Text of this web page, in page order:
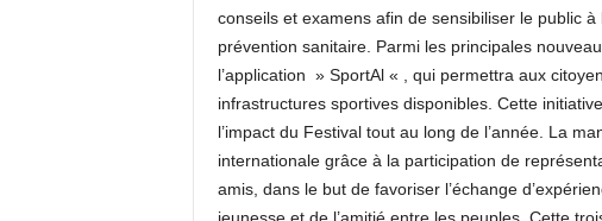
conseils et examens afin de sensibiliser le public à
prévention sanitaire. Parmi les principales
l’application » SportAl « , qui permettra aux
infrastructures sportives disponibles. Cette
l’impact du Festival tout au long de l’année. La
internationale grâce à la participation de
amis, dans le but de favoriser l’échange